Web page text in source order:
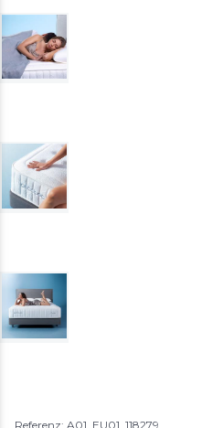
Referenz: A01_EU01_118279